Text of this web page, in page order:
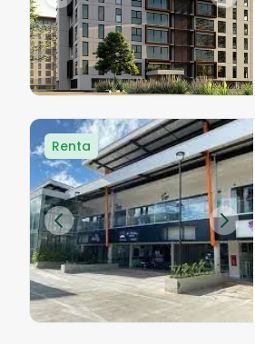
Renta